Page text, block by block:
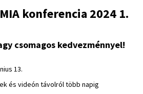
konferencia 2024 1.
csomagos kedvezménnyel!
13.
és videón távolról több napig